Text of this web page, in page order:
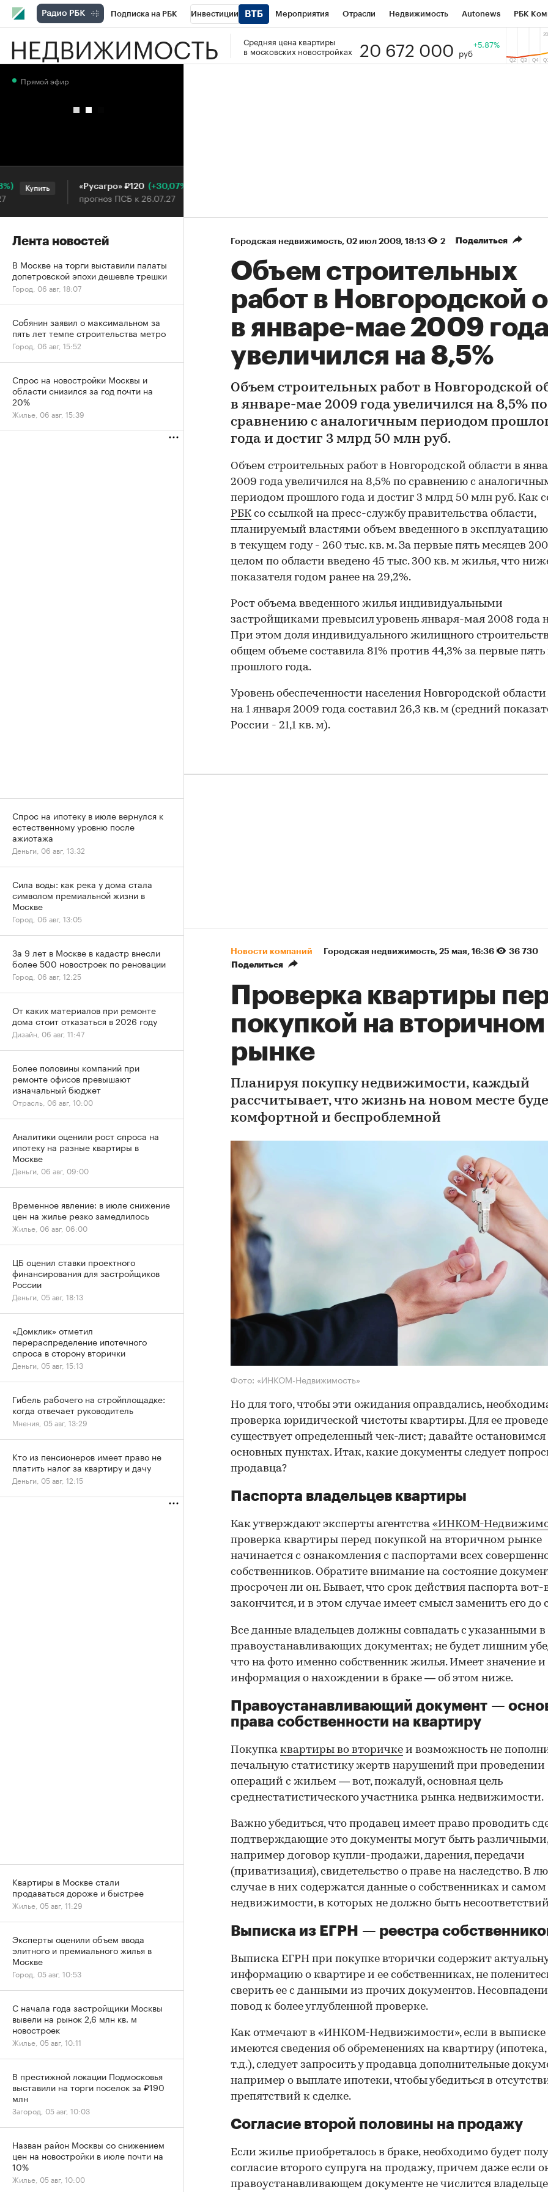
Подписка на РБК Инвестиции Мероприятия Отрасли Недвижимость Autonews РБК
РБК Вино Спорт Школа управления РБК РБК Образование Тренды
НЕДВИЖИМОСТЬ
Средняя цена квартиры
в московских новостройках
20 672 000 руб
+5.87%
Городская недвижимость⁠, 02 июл 2009, 18:13 2 Поделиться
Объем строительных
работ в Новгородской
в январе-мае 2009 года
увеличился на 8,5%
Объем строительных работ в Новгородской
в январе-мае 2009 года увеличился на 8,5% по
сравнению с аналогичным периодом
года и достиг 3 млрд 50 млн руб.
Объем строительных работ в Новгородской области в
2009 года увеличился на 8,5% по сравнению с
периодом прошлого года и достиг 3 млрд 50 млн руб. Как
РБК со ссылкой на пресс-службу правительства области,
планируемый властями объем введенного в
в текущем году - 260 тыс. кв. м. За первые пять месяцев
целом по области введено 45 тыс. 300 кв. м жилья, что
показателя годом ранее на 29,2%.
Рост объема введенного жилья индивидуальными
застройщиками превысил уровень января-мая 2008 года
При этом доля индивидуального жилищного
общем объеме составила 81% против 44,3% за первые пять
прошлого года.
Уровень обеспеченности населения Новгородской
на 1 января 2009 года составил 26,3 кв. м (средний
России - 21,1 кв. м).
Новости компаний Городская недвижимость⁠, 25 мая, 16:36
36 730
Поделиться
Проверка квартиры
покупкой на вторичном
рынке
Планируя покупку недвижимости, каждый
рассчитывает, что жизнь на новом месте
комфортной и беспроблемной
Фото: «ИНКОМ-Недвижимость»
Но для того, чтобы эти ожидания оправдались,
проверка юридической чистоты квартиры. Для ее
существует определенный чек-лист; давайте остановимся
основных пунктах. Итак, какие документы следует
продавца?
Паспорта владельцев квартиры
Как утверждают эксперты агентства «ИНКОМ-
проверка квартиры перед покупкой на вторичном рынке
начинается с ознакомления с паспортами всех
собственников. Обратите внимание на состояние
просрочен ли он. Бывает, что срок действия паспорта вот-
закончится, и в этом случае имеет смысл заменить его до
Все данные владельцев должны совпадать с указанными в
правоустанавливающих документах; не будет лишним
что на фото именно собственник жилья. Имеет значение и
информация о нахождении в браке — об этом ниже.
Правоустанавливающий документ —
права собственности на квартиру
Покупка квартиры во вторичке и возможность не
печальную статистику жертв нарушений при проведении
операций с жильем — вот, пожалуй, основная цель
среднестатистического участника рынка недвижимости.
Важно убедиться, что продавец имеет право проводить
подтверждающие это документы могут быть различными,
например договор купли-продажи, дарения, передачи
(приватизация), свидетельство о праве на наследство. В
случае в них содержатся данные о собственниках и самом
недвижимости, в которых не должно быть
Выписка из ЕГРН — реестра
Выписка ЕГРН при покупке вторички содержит
информацию о квартире и ее собственниках, не
сверить ее с данными из прочих документов.
повод к более углубленной проверке.
Как отмечают в «ИНКОМ-Недвижимости», если в выписке
имеются сведения об обременениях на квартиру (ипотека,
т.д.), следует запросить у продавца дополнительные
например о выплате ипотеки, чтобы убедиться в
препятствий к сделке.
Согласие второй половины на продажу
Если жилье приобреталось в браке, необходимо будет
согласие второго супруга на продажу, причем даже если
правоустанавливающем документе не числится
Прямой эфир
Купить «Русагро» ₽120 (+30,07%)
прогноз ПСБ к 26.07.27
Лента новостей
В Москве на торги выставили палаты
допетровской эпохи дешевле трешки
Город, 06 авг, 18:07
Собянин заявил о максимальном за
пять лет темпе строительства метро
Город, 06 авг, 15:52
Спрос на новостройки Москвы и
области снизился за год почти на
20%
Жилье, 06 авг, 15:39
Спрос на ипотеку в июле вернулся к
естественному уровню после
ажиотажа
Деньги, 06 авг, 13:32
Сила воды: как река у дома стала
символом премиальной жизни в
Москве
Город, 06 авг, 13:05
За 9 лет в Москве в кадастр внесли
более 500 новостроек по реновации
Город, 06 авг, 12:25
От каких материалов при ремонте
дома стоит отказаться в 2026 году
Дизайн, 06 авг, 11:47
Более половины компаний при
ремонте офисов превышают
изначальный бюджет
Отрасль, 06 авг, 10:00
Аналитики оценили рост спроса на
ипотеку на разные квартиры в
Москве
Деньги, 06 авг, 09:00
Временное явление: в июле снижение
цен на жилье резко замедлилось
Жилье, 06 авг, 06:00
ЦБ оценил ставки проектного
финансирования для застройщиков
России
Деньги, 05 авг, 18:13
«Домклик» отметил
перераспределение ипотечного
спроса в сторону вторички
Деньги, 05 авг, 15:13
Гибель рабочего на стройплощадке:
когда отвечает руководитель
Мнения, 05 авг, 13:29
Кто из пенсионеров имеет право не
платить налог за квартиру и дачу
Деньги, 05 авг, 12:15
Квартиры в Москве стали
продаваться дороже и быстрее
Жилье, 05 авг, 11:29
Эксперты оценили объем ввода
элитного и премиального жилья в
Москве
Город, 05 авг, 10:53
С начала года застройщики Москвы
вывели на рынок 2,6 млн кв. м
новостроек
Жилье, 05 авг, 10:11
В престижной локации Подмосковья
выставили на торги поселок за ₽190
млн
Загород, 05 авг, 10:03
Назван район Москвы со снижением
цен на новостройки в июле почти на
10%
Жилье, 05 авг, 10:00